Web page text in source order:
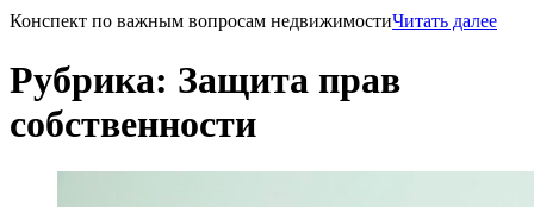
Конспект по важным вопросам недвижимостиЧитать далее
Рубрика: Защита прав
собственности